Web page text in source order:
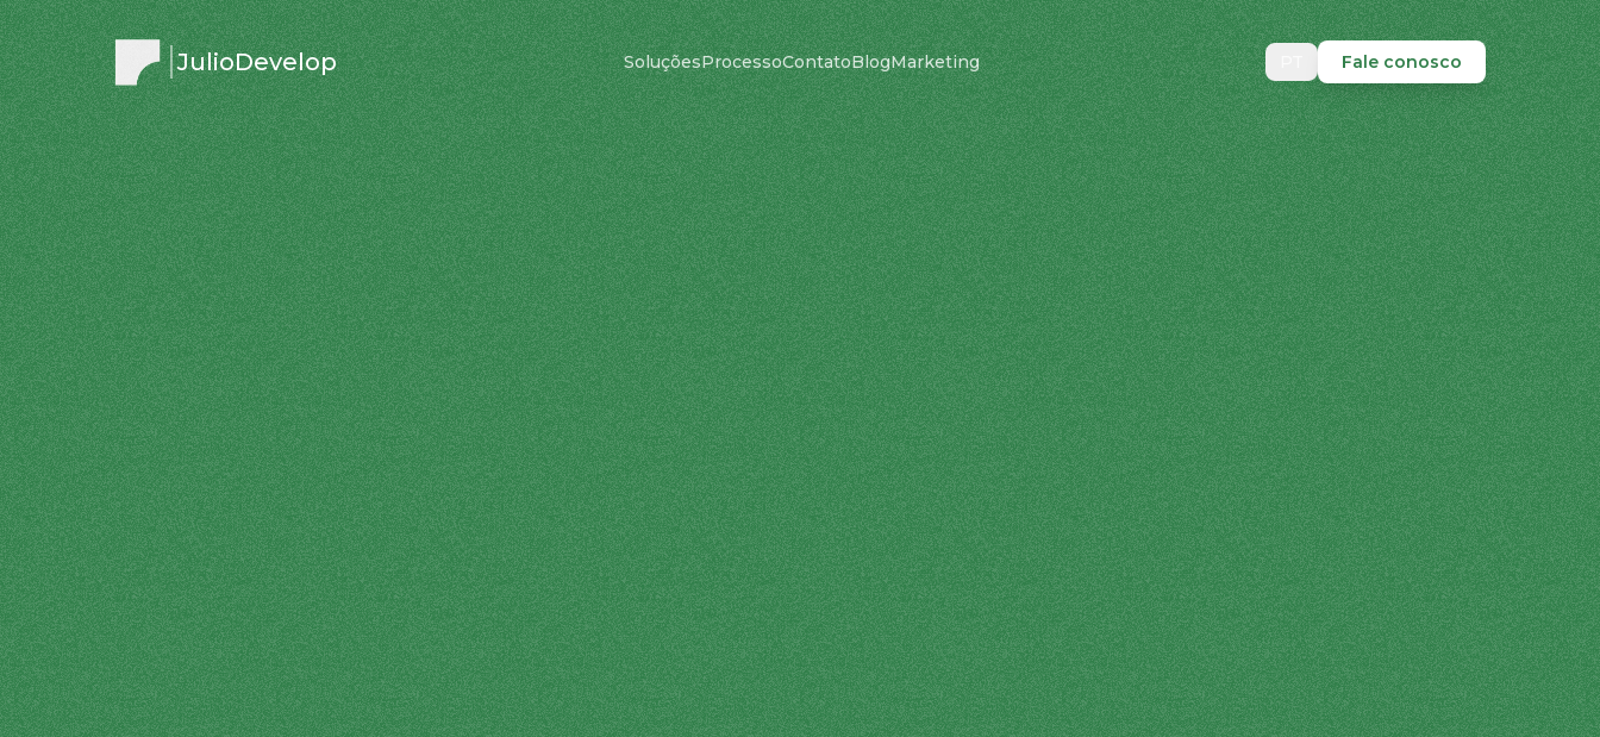
JulioDevelop SoluçõesProcessoContatoBlogMarketing Fale conosco